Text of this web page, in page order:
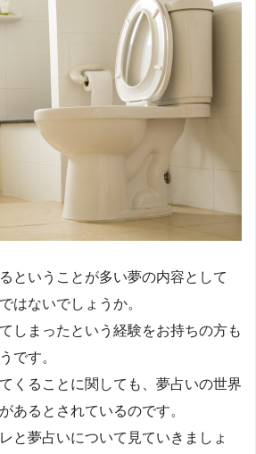
ということが多い夢の内容として
はないでしょうか。
しまったという経験をお持ちの方も
です。
くることに関しても、夢占いの世界
あるとされているのです。
と夢占いについて見ていきましょ